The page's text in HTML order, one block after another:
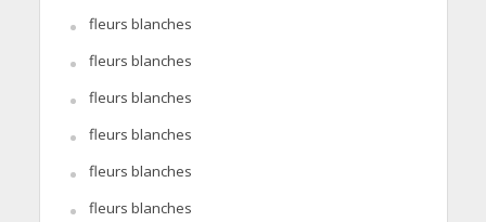
fleurs blanches
fleurs blanches
fleurs blanches
fleurs blanches
fleurs blanches
fleurs blanches